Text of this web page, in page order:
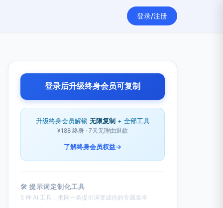
登录/注册
登录后升级终身会员可复制
升级终身会员解锁 无限复制 + 全部工具
¥188 终身 · 7天无理由退款
了解终身会员权益→
🛠 提示词定制化工具
5 种 AI 工具，把同一条提示词变成你的专属版本